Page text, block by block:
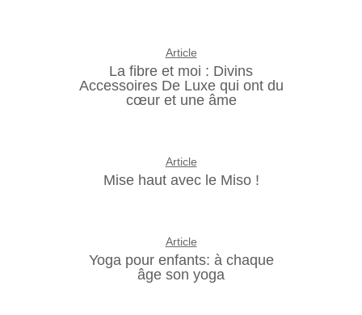
Article
La fibre et moi : Divins
Accessoires De Luxe qui ont du
cœur et une âme
Article
Mise haut avec le Miso !
Article
Yoga pour enfants: à chaque
âge son yoga